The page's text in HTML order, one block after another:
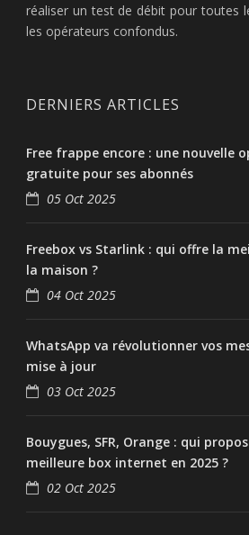
réaliser un test de débit pour toutes
les opérateurs confondus.
DERNIERS ARTICLES
Free frappe encore : une nouvelle
gratuite pour ses abonnés
05 Oct 2025
Freebox vs Starlink : qui offre la
la maison ?
04 Oct 2025
WhatsApp va révolutionner vos
mise à jour
03 Oct 2025
Bouygues, SFR, Orange : qui
meilleure box internet en 2025 ?
02 Oct 2025